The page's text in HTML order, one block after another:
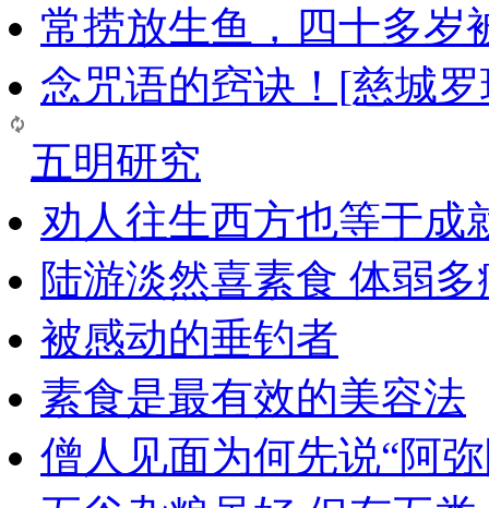
常捞放生鱼，四十多岁
念咒语的窍诀！[慈城
五明研究
劝人往生西方也等于成
陆游淡然喜素食 体弱
被感动的垂钓者
素食是最有效的美容法
僧人见面为何先说“阿